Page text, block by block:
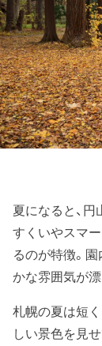
夏になると、
すくいやスマ
るのが特徴。
かな雰囲気が漂
札幌の夏は短
しい景色を見